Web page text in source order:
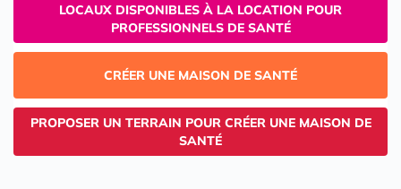
LOCAUX DISPONIBLES À LA LOCATION POUR
PROFESSIONNELS DE SANTÉ
CRÉER UNE MAISON DE SANTÉ
PROPOSER UN TERRAIN POUR CRÉER UNE MAISON DE
SANTÉ